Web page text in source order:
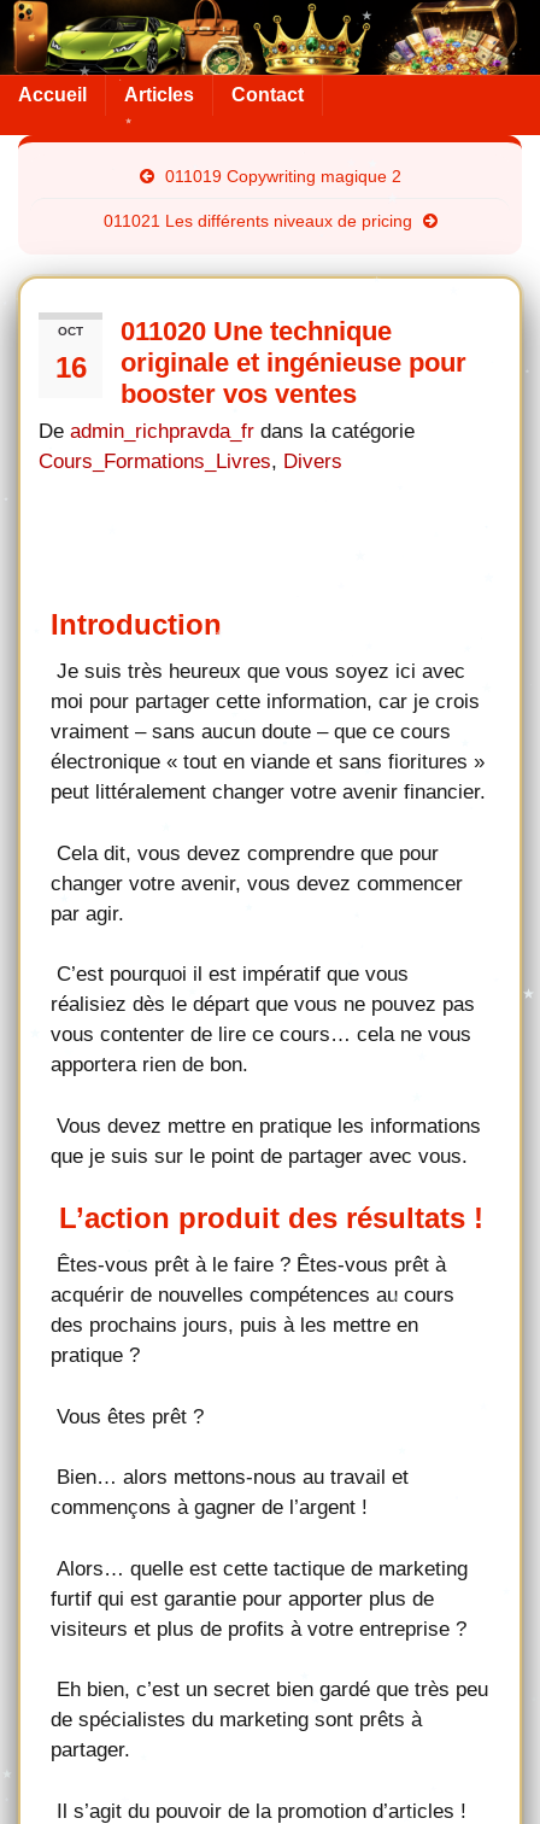
Accueil Articles Contact
011019 Copywriting magique 2
011021 Les différents niveaux de pricing
OCT
16
011020 Une technique
originale et ingénieuse pour
booster vos ventes
De admin_richpravda_fr dans la catégorie
Cours_Formations_Livres, Divers
Introduction
Je suis très heureux que vous soyez ici avec
moi pour partager cette information, car je crois
vraiment – sans aucun doute – que ce cours
électronique « tout en viande et sans fioritures »
peut littéralement changer votre avenir financier.
Cela dit, vous devez comprendre que pour
changer votre avenir, vous devez commencer
par agir.
C’est pourquoi il est impératif que vous
réalisiez dès le départ que vous ne pouvez pas
vous contenter de lire ce cours… cela ne vous
apportera rien de bon.
Vous devez mettre en pratique les informations
que je suis sur le point de partager avec vous.
L’action produit des résultats !
Êtes-vous prêt à le faire ? Êtes-vous prêt à
acquérir de nouvelles compétences au cours
des prochains jours, puis à les mettre en
pratique ?
Vous êtes prêt ?
Bien… alors mettons-nous au travail et
commençons à gagner de l’argent !
Alors… quelle est cette tactique de marketing
furtif qui est garantie pour apporter plus de
visiteurs et plus de profits à votre entreprise ?
Eh bien, c’est un secret bien gardé que très peu
de spécialistes du marketing sont prêts à
partager.
Il s’agit du pouvoir de la promotion d’articles !